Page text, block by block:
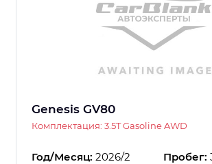
Genesis GV80
Комплектация: 3.5T Gasoline AWD
Год/Месяц: 2026/2 Пробег: